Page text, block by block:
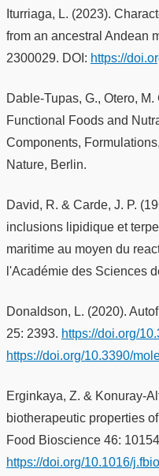
Iturriaga, L. (2023).
from an ancestral Andean
2300029. DOI: https://
Dable-Tupas, G., Otero,
Functional Foods and
Components,
Nature, Berlin.
David, R. & Carde, J. P.
inclusions lipidique et
maritime au moyen du
l'Académie des Sciences
Donaldson, L. (2020).
25: 2393. https://doi.org/
https://doi.org/10.3390/
Erginkaya, Z. & Konuray-
biotherapeutic properties
Food Bioscience 46:
https://doi.org/10.1016/